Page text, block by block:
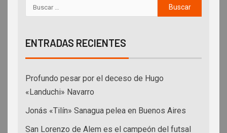
ENTRADAS RECIENTES
Profundo pesar por el deceso de Hugo
«Landuchi» Navarro
Jonás «Tilín» Sanagua pelea en Buenos Aires
San Lorenzo de Alem es el campeón del futsal